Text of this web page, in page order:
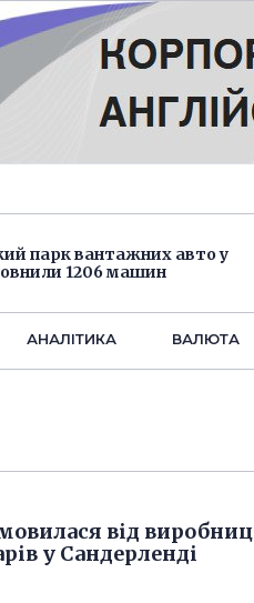
парк вантажних авто у
1206 машин
АНАЛIТИКА ВАЛЮТА
від
у Сандерленді